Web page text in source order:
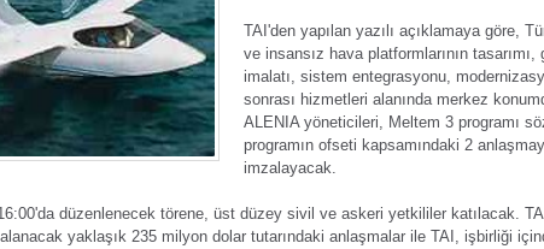
TAI'den yapılan yazılı açıklamaya göre,
ve insansız hava platformlarının
imalatı, sistem entegrasyonu,
sonrası hizmetleri alanında merkez
ALENIA yöneticileri, Meltem 3 programı
programın ofseti kapsamındaki 2
imzalayacak.
düzenlenecek törene, üst düzey sivil ve askeri yetkililer katılacak.
yaklaşık 235 milyon dolar tutarındaki anlaşmalar ile TAI, işbirliği